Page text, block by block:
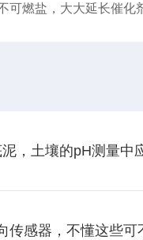
可燃盐，大大延长催
，土壤的pH测量中
传感器，不懂这些可